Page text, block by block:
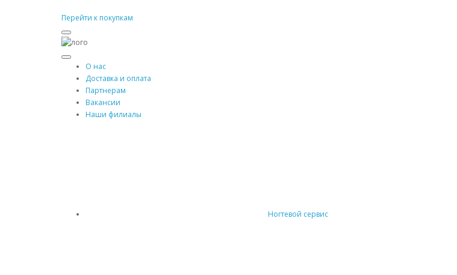
Перейти к покупкам
О нас
Доставка и оплата
Партнерам
Вакансии
Наши филиалы
Ногтевой сервис